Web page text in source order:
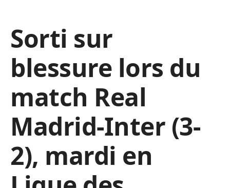
Sorti sur
blessure lors du
match Real
Madrid-Inter (3-
2), mardi en